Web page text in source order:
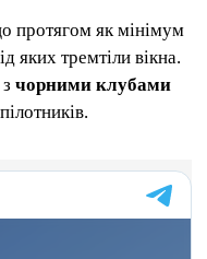
протягом як мінімум
яких тремтіли вікна.
чорними клубами